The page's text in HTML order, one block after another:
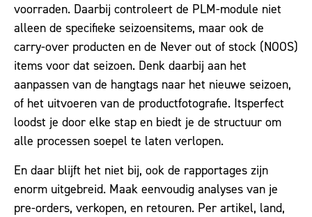
voorraden. Daarbij controleert de PLM-module niet
alleen de specifieke seizoensitems, maar ook de
carry-over producten en de Never out of stock (NOOS)
items voor dat seizoen. Denk daarbij aan het
aanpassen van de hangtags naar het nieuwe seizoen,
of het uitvoeren van de productfotografie. Itsperfect
loodst je door elke stap en biedt je de structuur om
alle processen soepel te laten verlopen.
En daar blijft het niet bij, ook de rapportages zijn
enorm uitgebreid. Maak eenvoudig analyses van je
pre-orders, verkopen, en retouren. Per artikel, land,